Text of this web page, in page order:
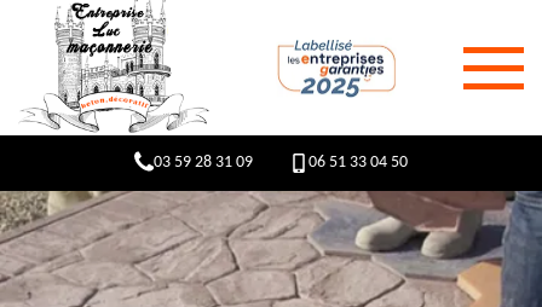
03 59 28 31 09 06 51 33 04 50